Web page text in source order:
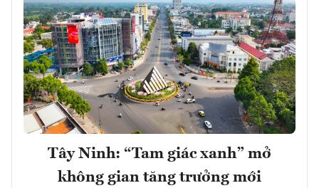
Tây Ninh: “Tam giác xanh” mở
không gian tăng trưởng mới